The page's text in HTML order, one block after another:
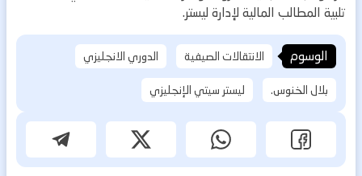
تلبية المطالب المالية لإدارة ليستر.
الوسوم الانتقالات الصيفية
الدوري الانجليزي
بلال الخنوس.
ليستر سيتي الإنجليزي